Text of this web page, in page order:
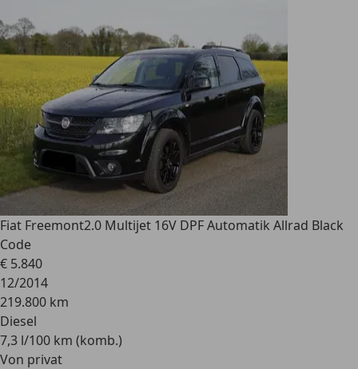
Fiat Freemont2.0 Multijet 16V DPF Automatik Allrad Black
Code
€ 5.840
12/2014
219.800 km
Diesel
7,3 l/100 km (komb.)
Von privat